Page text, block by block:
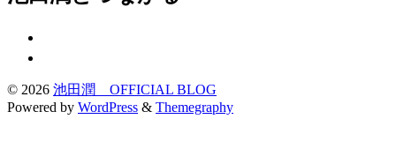
© 2026 池田潤 OFFICIAL BLOG
Powered by WordPress & Themegraphy